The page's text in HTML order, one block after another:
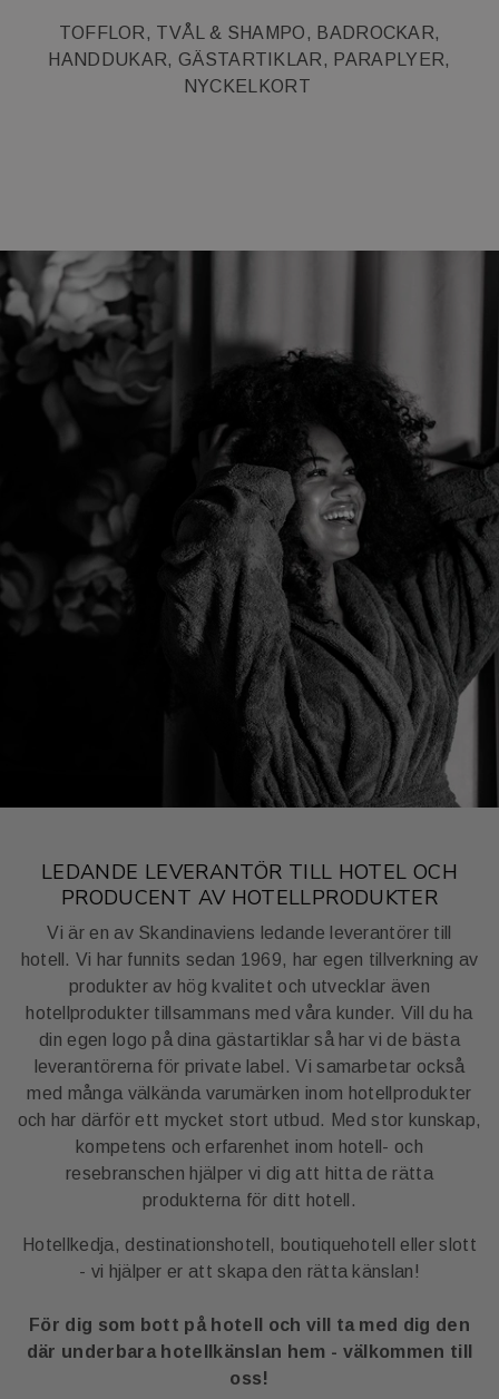
TOFFLOR, TVÅL & SHAMPO, BADROCKAR,
HANDDUKAR, GÄSTARTIKLAR, PARAPLYER,
NYCKELKORT
LEDANDE LEVERANTÖR TILL HOTEL OCH
PRODUCENT AV HOTELLPRODUKTER
Vi är en av Skandinaviens ledande leverantörer till
hotell. Vi har funnits sedan 1969, har egen tillverkning av
produkter av hög kvalitet och utvecklar även
hotellprodukter tillsammans med våra kunder. Vill du ha
din egen logo på dina gästartiklar så har vi de bästa
leverantörerna för private label. Vi samarbetar också
med många välkända varumärken inom hotellprodukter
och har därför ett mycket stort utbud. Med stor kunskap,
kompetens och erfarenhet inom hotell- och
resebranschen hjälper vi dig att hitta de rätta
produkterna för ditt hotell.
Hotellkedja, destinationshotell, boutiquehotell eller slott
- vi hjälper er att skapa den rätta känslan!
För dig som bott på hotell och vill ta med dig den
där underbara hotellkänslan hem - välkommen till
oss!